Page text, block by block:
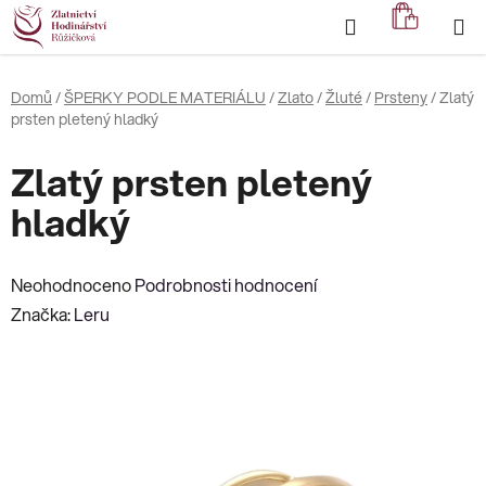
Přejít
na
obsah
Hledat
KOŠÍK
Domů /ŠPERKY PODLE MATERIÁLU /Zlato/Žluté/ Prsteny/Zlatý
prsten pletený hladký
Zlatý prsten pletený
hladký
Průměrné
hodnocení
NeohodnocenoPodrobnosti hodnocení
Značka:Leru